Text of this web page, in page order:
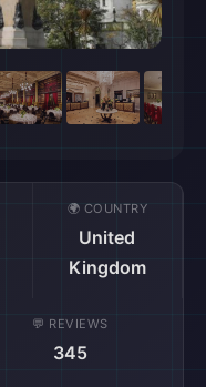
🌍 COUNTRY
United
Kingdom
💬 REVIEWS
345